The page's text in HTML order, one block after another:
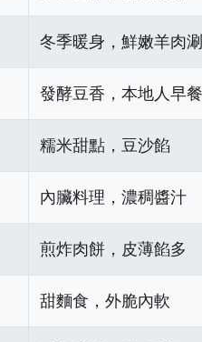
冬季暖身，鮮嫩羊肉
發酵豆香，本地人早餐
糯米甜點，豆沙餡
內臟料理，濃稠醬汁
煎炸肉餅，皮薄餡多
甜麵食，外脆內軟